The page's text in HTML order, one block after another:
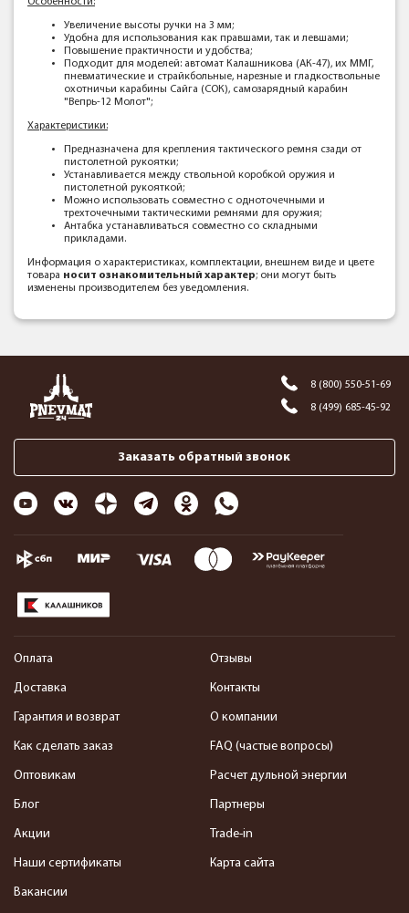
Увеличение высоты ручки на 3 мм;
Удобна для использования как правшами, так и левшами;
Повышение практичности и удобства;
Подходит для моделей: автомат Калашникова (АК-47), их ММГ,
пневматические и страйкбольные, нарезные и гладкоствольные
охотничьи карабины Сайга (СОК), самозарядный карабин
"Вепрь-12 Молот";
Характеристики:
Предназначена для крепления тактического ремня сзади от
пистолетной рукоятки;
Устанавливается между ствольной коробкой оружия и
пистолетной рукояткой;
Можно использовать совместно с одноточечными и
трехточечными тактическими ремнями для оружия;
Антабка устанавливаться совместно со складными
прикладами.
Информация о характеристиках, комплектации, внешнем виде и цвете
товара носит ознакомительный характер; они могут быть
изменены производителем без уведомления.
8 (800) 550-51-69
8 (499) 685-45-92
Заказать обратный звонок
Оплата
Доставка
Гарантия и возврат
Как сделать заказ
Оптовикам
Блог
Акции
Наши сертификаты
Вакансии
Отзывы
Контакты
О компании
FAQ (частые вопросы)
Расчет дульной энергии
Партнеры
Trade-in
Карта сайта